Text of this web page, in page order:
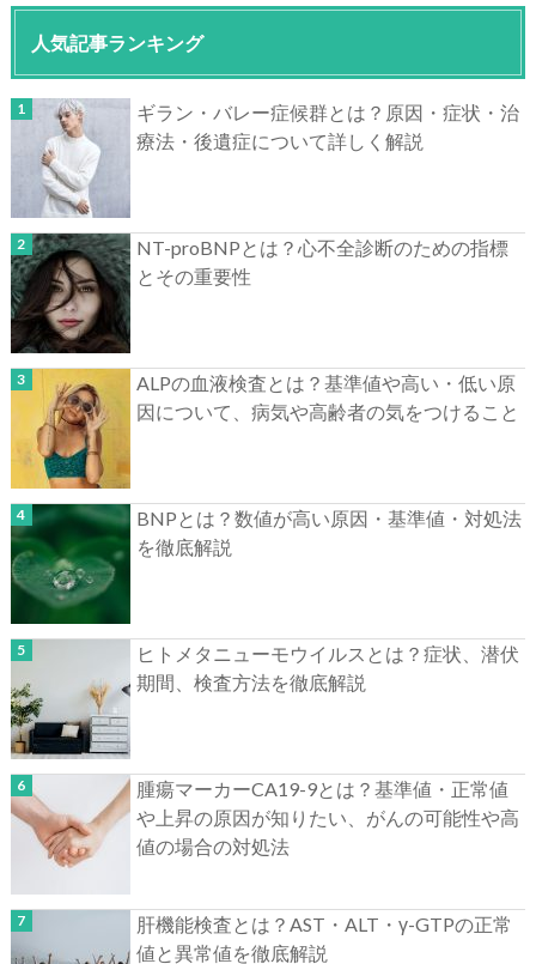
人気記事ランキング
ギラン・バレー症候群とは？原因・症状・治
療法・後遺症について詳しく解説
NT-proBNPとは？心不全診断のための指標
とその重要性
ALPの血液検査とは？基準値や高い・低い原
因について、病気や高齢者の気をつけること
BNPとは？数値が高い原因・基準値・対処法
を徹底解説
ヒトメタニューモウイルスとは？症状、潜伏
期間、検査方法を徹底解説
腫瘍マーカーCA19-9とは？基準値・正常値
や上昇の原因が知りたい、がんの可能性や高
値の場合の対処法
肝機能検査とは？AST・ALT・γ-GTPの正常
値と異常値を徹底解説